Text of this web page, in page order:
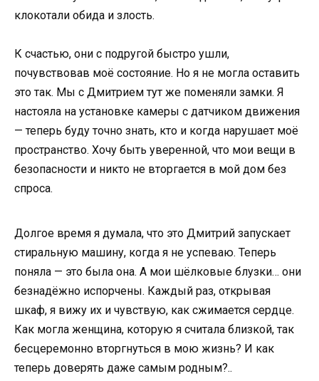
клокотали обида и злость.
К счастью, они с подругой быстро ушли,
почувствовав моё состояние. Но я не могла оставить
это так. Мы с Дмитрием тут же поменяли замки. Я
настояла на установке камеры с датчиком движения
— теперь буду точно знать, кто и когда нарушает моё
пространство. Хочу быть уверенной, что мои вещи в
безопасности и никто не вторгается в мой дом без
спроса.
Долгое время я думала, что это Дмитрий запускает
стиральную машину, когда я не успеваю. Теперь
поняла — это была она. А мои шёлковые блузки… они
безнадёжно испорчены. Каждый раз, открывая
шкаф, я вижу их и чувствую, как сжимается сердце.
Как могла женщина, которую я считала близкой, так
бесцеремонно вторгнуться в мою жизнь? И как
теперь доверять даже самым родным?..